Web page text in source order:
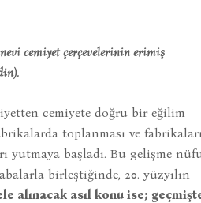
cemiyet çerçevelerinin erimiş
cemiyete doğru bir eğilim
toplanması ve
yutmaya başladı. Bu gelişme
birleştiğinde, 20. yüzyılın
alınacak asıl konu ise;